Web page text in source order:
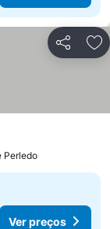
Partilhar
Perledo
Ver preços